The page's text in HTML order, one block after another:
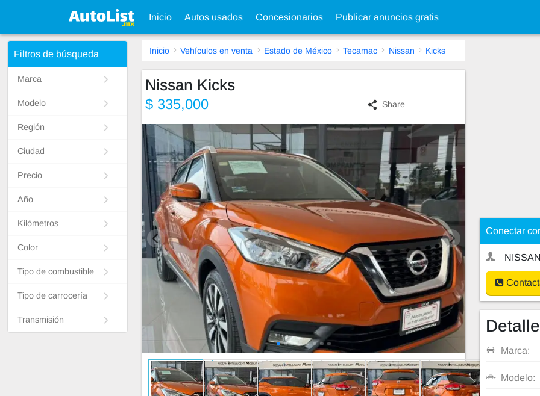
Inicio Autos usados Concesionarios Publicar anuncios gratis
Filtros de búsqueda
Marca
Modelo
Región
Ciudad
Precio
Año
Kilómetros
Color
Tipo de combustible
Tipo de carrocería
Transmisión
Inicio Vehículos en venta Estado de México Tecamac Nissan Kicks
Nissan Kicks
$ 335,000 Share
Conectar
Marca:
Modelo: